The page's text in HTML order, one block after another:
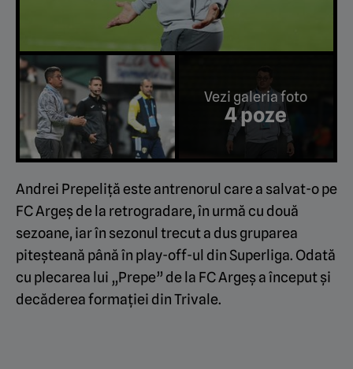
Vezi galeria foto
4 poze
Andrei Prepeliță este antrenorul care a salvat-o pe
FC Argeș de la retrogradare, în urmă cu două
sezoane, iar în sezonul trecut a dus gruparea
piteșteană până în play-off-ul din Superliga. Odată
cu plecarea lui „Prepe” de la FC Argeș a început și
decăderea formației din Trivale.